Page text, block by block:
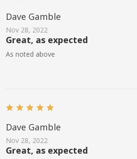
Dave Gamble
Nov 28, 2022
Great, as expected
As noted above
Dave Gamble
Nov 28, 2022
Great, as expected